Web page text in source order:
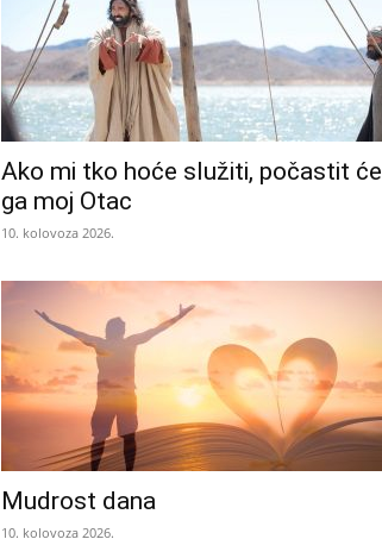
Ako mi tko hoće služiti, počastit će
ga moj Otac
10. kolovoza 2026.
Mudrost dana
10. kolovoza 2026.